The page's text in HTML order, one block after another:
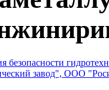
безопасности
завод", ООО